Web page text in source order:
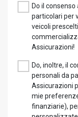
Do il
particolari per
veicoli
Assicurazioni!
Do, inoltre, il
personali da
Assicurazioni
mie
finanziarie),